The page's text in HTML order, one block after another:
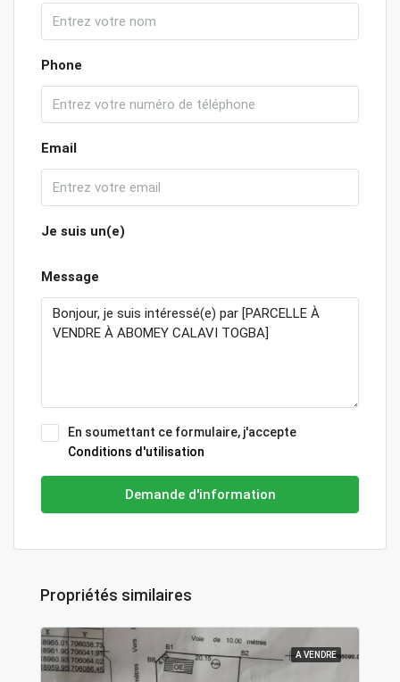
Phone
Email
Je suis un(e)
Message
En soumettant ce formulaire, j'accepte
Conditions d'utilisation
Demande d'information
Propriétés similaires
A VENDRE